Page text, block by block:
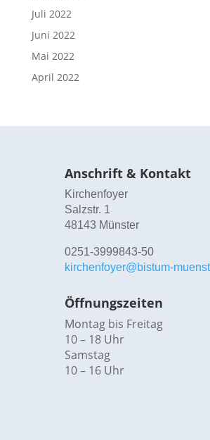
Juli 2022
Juni 2022
Mai 2022
April 2022
Anschrift & Kontakt
Kirchenfoyer
Salzstr. 1
48143 Münster
0251-3999843-50
kirchenfoyer@bistum-
Öffnungszeiten
Montag bis Freitag
10 – 18 Uhr
Samstag
10 – 16 Uhr